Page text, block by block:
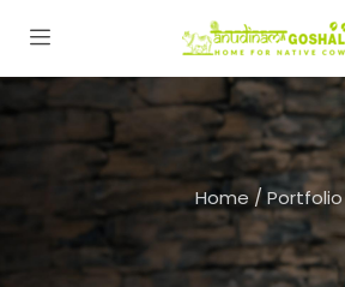
Home/ Portfolio